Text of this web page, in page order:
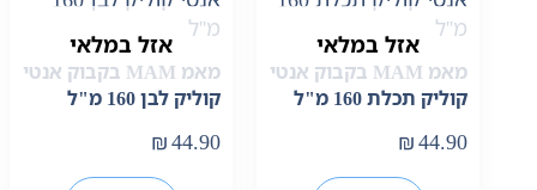
אזל במלאי
מאמ MAM בקבוק אנטי
קוליק תכלת 160 מ"ל
₪44.90
אזל במלאי
מאמ MAM בקבוק אנטי
קוליק לבן 160 מ"ל
₪44.90